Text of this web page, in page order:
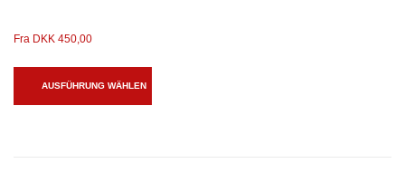
Fra DKK 450,00
AUSFÜHRUNG WÄHLEN